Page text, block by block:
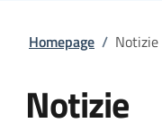
Homepage / Notizie
Notizie